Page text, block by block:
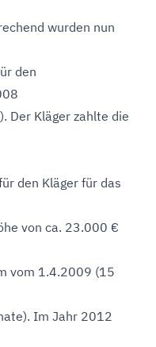
wurden nun
den
Der Kläger zahlte die
den Kläger für das
von ca. 23.000 €
vom 1.4.2009 (15
Im Jahr 2012